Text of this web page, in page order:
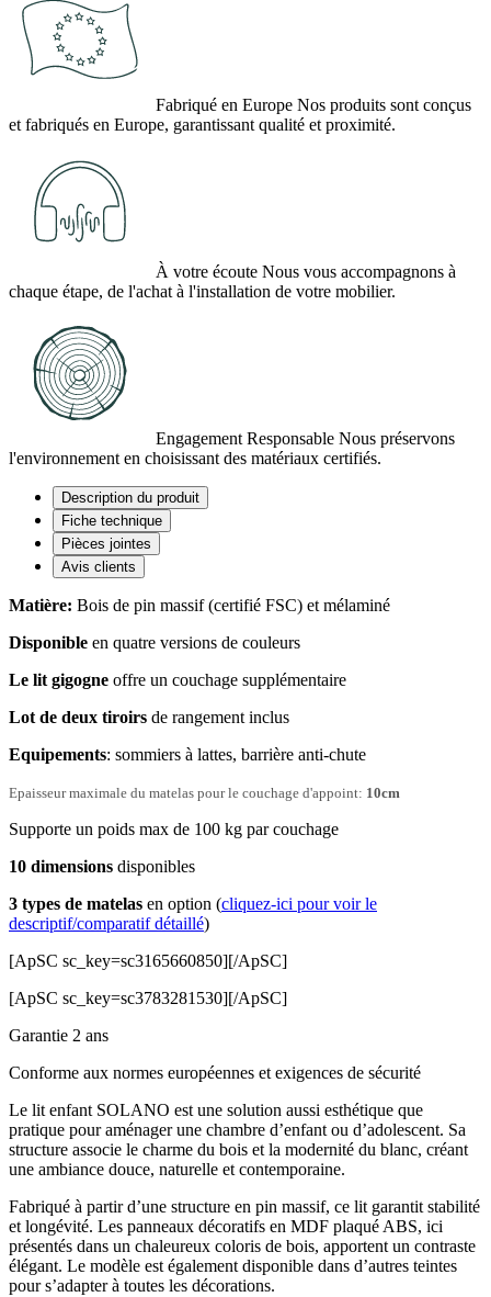
Fabriqué en Europe Nos produits sont conçus
et fabriqués en Europe, garantissant qualité et proximité.
À votre écoute Nous vous accompagnons à
chaque étape, de l'achat à l'installation de votre mobilier.
Engagement Responsable Nous préservons
l'environnement en choisissant des matériaux certifiés.
Description du produit
Fiche technique
Pièces jointes
Avis clients
Matière: Bois de pin massif (certifié FSC) et mélaminé
Disponible en quatre versions de couleurs
Le lit gigogne offre un couchage supplémentaire
Lot de deux tiroirs de rangement inclus
Equipements: sommiers à lattes, barrière anti-chute
Epaisseur maximale du matelas pour le couchage d'appoint: 10cm
Supporte un poids max de 100 kg par couchage
10 dimensions disponibles
3 types de matelas en option (cliquez-ici pour voir le
descriptif/comparatif détaillé)
[ApSC sc_key=sc3165660850][/ApSC]
[ApSC sc_key=sc3783281530][/ApSC]
Garantie 2 ans
Conforme aux normes européennes et exigences de sécurité
Le lit enfant SOLANO est une solution aussi esthétique que
pratique pour aménager une chambre d’enfant ou d’adolescent. Sa
structure associe le charme du bois et la modernité du blanc, créant
une ambiance douce, naturelle et contemporaine.
Fabriqué à partir d’une structure en pin massif, ce lit garantit stabilité
et longévité. Les panneaux décoratifs en MDF plaqué ABS, ici
présentés dans un chaleureux coloris de bois, apportent un contraste
élégant. Le modèle est également disponible dans d’autres teintes
pour s’adapter à toutes les décorations.